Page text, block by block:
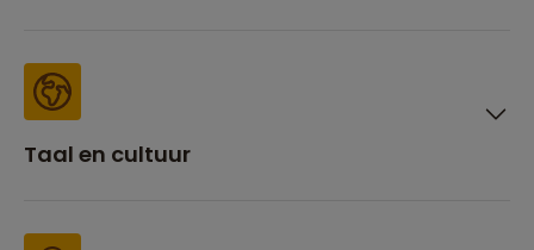
Taal en cultuur